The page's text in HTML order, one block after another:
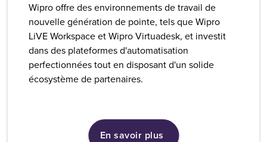
Wipro offre des environnements de travail de
nouvelle génération de pointe, tels que Wipro
LiVE Workspace et Wipro Virtuadesk, et investit
dans des plateformes d'automatisation
perfectionnées tout en disposant d'un solide
écosystème de partenaires.
En savoir plus